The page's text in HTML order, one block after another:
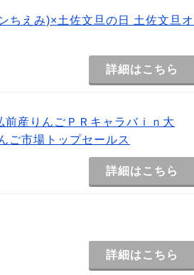
ちえみ)×土佐文旦の日 土佐文旦オ
詳細はこちら
前産りんごＰＲキャラバｉｎ大
ご市場トップセールス
詳細はこちら
詳細はこちら